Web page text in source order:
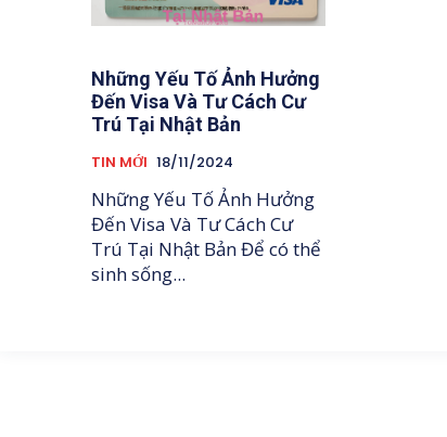
Những Yếu Tố Ảnh Hưởng
Đến Visa Và Tư Cách Cư
Trú Tại Nhật Bản
TIN MỚI 18/11/2024
Những Yếu Tố Ảnh Hưởng
Đến Visa Và Tư Cách Cư
Trú Tại Nhật Bản Để có thể
sinh sống...